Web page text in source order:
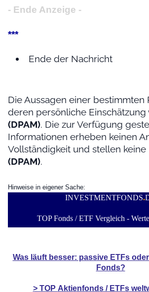
- Ende Anzeige -
***
Ende der Nachricht
Die Aussagen einer bestimmten
deren persönliche Einschätzung
(DPAM). Die zur Verfügung
Informationen erheben keinen
Vollständigkeit und stellen
(DPAM).
Hinweise in eigener Sache:
INVESTMENTFONDS.
TOP Fonds / ETF Vergleich -
Was läuft besser: passive ETFs
Fonds?
> TOP Aktienfonds / ETFs